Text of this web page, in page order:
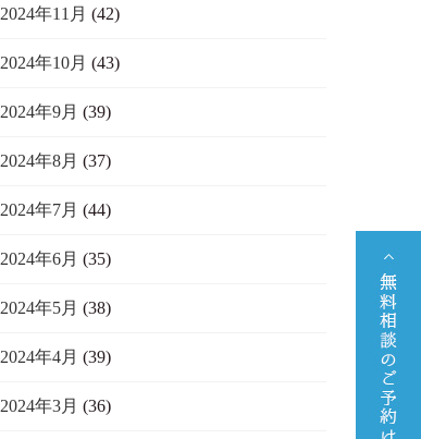
2024年11月 (42)
2024年10月 (43)
2024年9月 (39)
2024年8月 (37)
2024年7月 (44)
2024年6月 (35)
2024年5月 (38)
2024年4月 (39)
2024年3月 (36)